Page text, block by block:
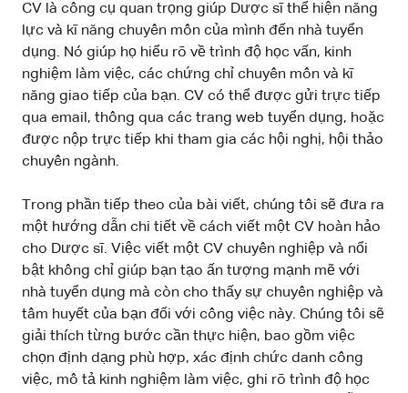
CV là công cụ quan trọng giúp Dược sĩ thể hiện năng
lực và kĩ năng chuyên môn của mình đến nhà tuyển
dụng. Nó giúp họ hiểu rõ về trình độ học vấn, kinh
nghiệm làm việc, các chứng chỉ chuyên môn và kĩ
năng giao tiếp của bạn. CV có thể được gửi trực tiếp
qua email, thông qua các trang web tuyển dụng, hoặc
được nộp trực tiếp khi tham gia các hội nghị, hội thảo
chuyên ngành.
Trong phần tiếp theo của bài viết, chúng tôi sẽ đưa ra
một hướng dẫn chi tiết về cách viết một CV hoàn hảo
cho Dược sĩ. Việc viết một CV chuyên nghiệp và nổi
bật không chỉ giúp bạn tạo ấn tượng mạnh mẽ với
nhà tuyển dụng mà còn cho thấy sự chuyên nghiệp và
tâm huyết của bạn đối với công việc này. Chúng tôi sẽ
giải thích từng bước cần thực hiện, bao gồm việc
chọn định dạng phù hợp, xác định chức danh công
việc, mô tả kinh nghiệm làm việc, ghi rõ trình độ học